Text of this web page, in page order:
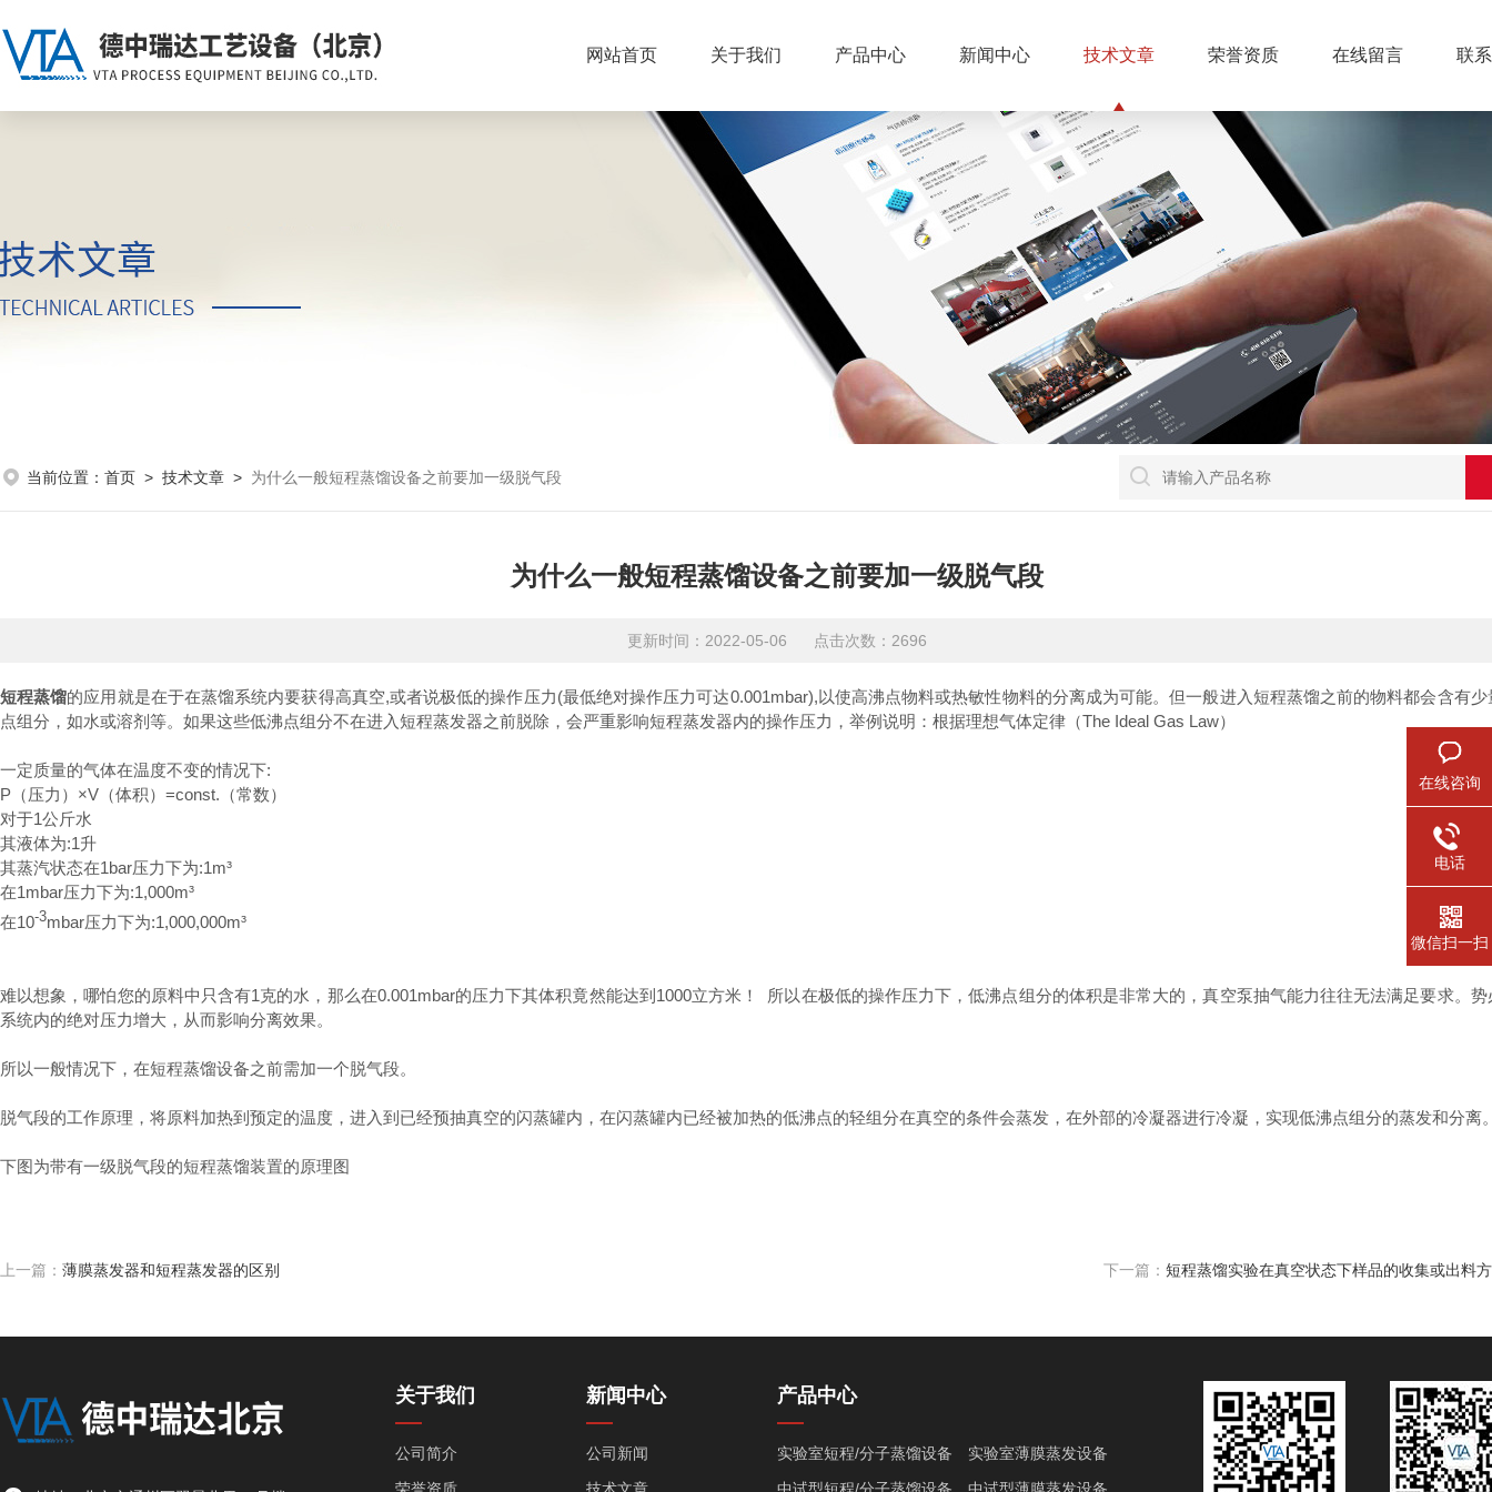
网站首页 关于我们 产品中心 新闻中心 技术文章 荣誉资质 在线留言 联
当前位置： 首页 > 技术文章 > 为什么一般短程蒸馏设备之前要加一级脱气段
为什么一般短程蒸馏设备之前要加一级脱气段
更新时间：2022-05-06 点击次数：2696
短程蒸馏的应用就是在于在蒸馏系统内要获得高真空,或者说极低的操作压力(最低绝对操作压力可达0.001mbar),以使高沸点物料或热敏性物料的分离成为可能。但一般进入短程蒸馏之前的物料都会含有少
点组分，如水或溶剂等。如果这些低沸点组分不在进入短程蒸发器之前脱除，会严重影响短程蒸发器内的操作压力，举例说明： 根据理想气体定律 （The Ideal Gas Law）
一定质量的气体在温度不变的情况下:
P（压力）×V（体积）=const.（常数）
对于1公斤水
其液体为:1升
其蒸汽状态在1bar压力下为:1m³
在1mbar压力下为:1,000m³
在10-3mbar压力下为:1,000,000m³
难以想象，哪怕您的原料中只含有1克的水，那么在0.001mbar的压力下其体积竟然能达到1000立方米！ 所以在极低的操作压力下，低沸点组分的体积是非常大的，真空泵抽气能力往往无法满足要求。势
系统内的绝对压力增大，从而影响分离效果。
所以一般情况下，在短程蒸馏设备之前需加一个脱气段。
脱气段的工作原理，将原料加热到预定的温度，进入到已经预抽真空的闪蒸罐内，在闪蒸罐内已经被加热的低沸点的轻组分在真空的条件会蒸发，在外部的冷凝器进行冷凝，实现低沸点组分的蒸发和分
下图为带有一级脱气段的短程蒸馏装置的原理图
上一篇： 薄膜蒸发器和短程蒸发器的区别 下一篇： 短程蒸馏实验在真空状态下样品的收集或出料
关于我们
公司简介
新闻中心
公司新闻
产品中心
实验室短程/分子蒸馏设备
实验室薄膜蒸发设备
在线咨询
电话
微信扫一扫